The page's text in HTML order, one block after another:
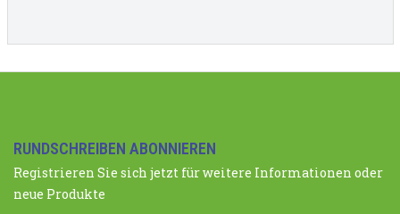
RUNDSCHREIBEN ABONNIEREN
Registrieren Sie sich jetzt für weitere Informationen oder
neue Produkte